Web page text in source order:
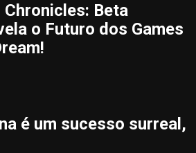
Beta
o Futuro dos Games
é um sucesso surreal,